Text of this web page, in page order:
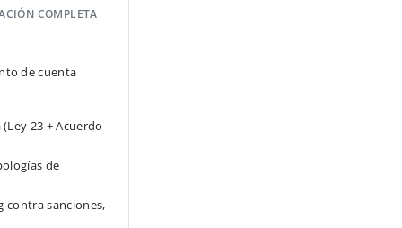
COMPLETA
de cuenta
23 + Acuerdo
de
contra sanciones,